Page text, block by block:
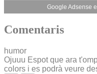
Google Adsense
Comentaris
humor
Ojuuu Espot que ara
colors i es podrà veure